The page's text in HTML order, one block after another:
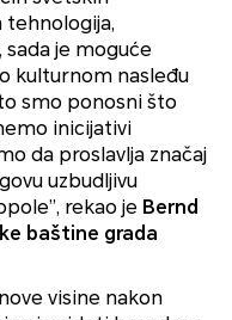
tehnologija,
je moguće
kulturnom nasleđu
smo ponosni što
inicijativi
da proslavlja značaj
uzbudljivu
rekao je Bernd
baštine grada
visine nakon